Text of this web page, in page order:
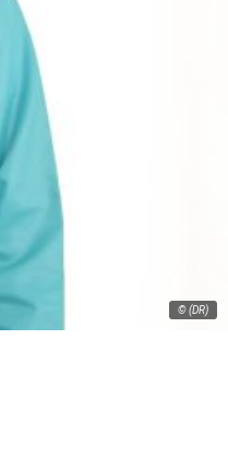
© (DR)